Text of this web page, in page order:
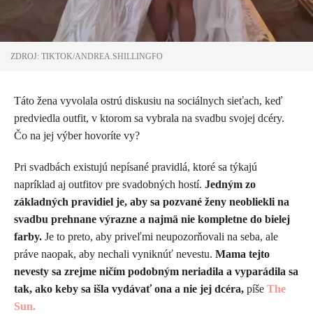
ZDROJ: TIKTOK/ANDREA.SHILLINGFO
Táto žena vyvolala ostrú diskusiu na sociálnych sieťach, keď
predviedla outfit, v ktorom sa vybrala na svadbu svojej dcéry.
Čo na jej výber hovoríte vy?
Pri svadbách existujú nepísané pravidlá, ktoré sa týkajú
napríklad aj outfitov pre svadobných hostí. Jedným zo
základných pravidiel je, aby sa pozvané ženy neobliekli na
svadbu prehnane výrazne a najmä nie kompletne do bielej
farby. Je to preto, aby priveľmi neupozorňovali na seba, ale
práve naopak, aby nechali vyniknúť nevestu. Mama tejto
nevesty sa zrejme ničím podobným neriadila a vyparádila sa
tak, ako keby sa išla vydávať ona a nie jej dcéra, píše The
Sun.